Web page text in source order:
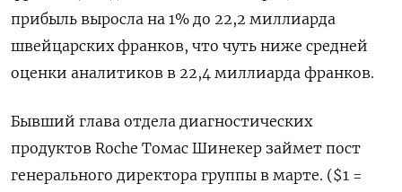
прибыль выросла на 1% до 22,2 миллиарда
швейцарских франков, что чуть ниже средней
оценки аналитиков в 22,4 миллиарда франков.
Бывший глава отдела диагностических
продуктов Roche Томас Шинекер займет пост
генерального директора группы в марте. ($1 =